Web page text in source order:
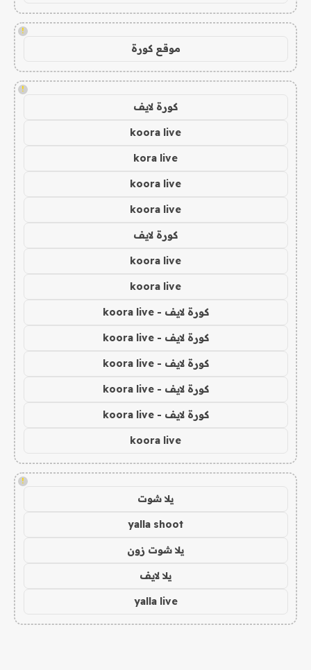
!
موقع كورة
!
كورة لايف
koora live
kora live
koora live
koora live
كورة لايف
koora live
koora live
كورة لايف - koora live
كورة لايف - koora live
كورة لايف - koora live
كورة لايف - koora live
كورة لايف - koora live
koora live
!
يلا شوت
yalla shoot
يلا شوت زون
يلا لايف
yalla live